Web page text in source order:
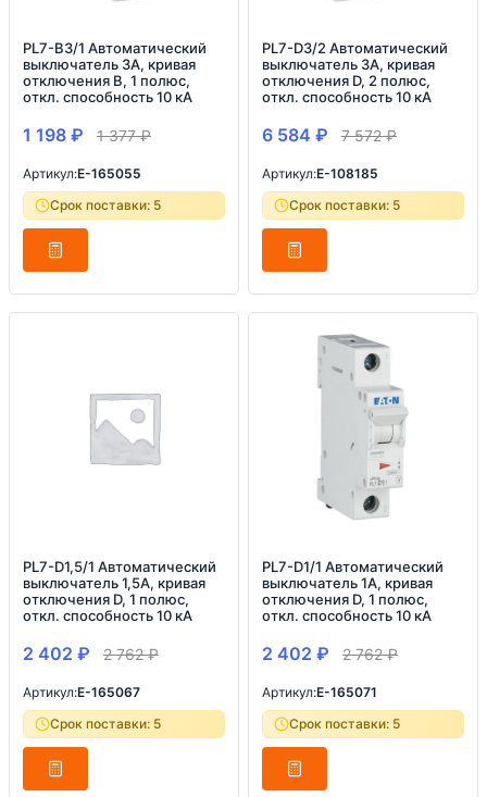
PL7-B3/1 Автоматический
выключатель 3А, кривая
отключения B, 1 полюс,
откл. способность 10 кА
1 198 ₽ 1 377₽
Артикул:E-165055
Срок поставки: 5
PL7-D3/2 Автоматический
выключатель 3А, кривая
отключения D, 2 полюс,
откл. способность 10 кА
6 584 ₽ 7 572₽
Артикул:E-108185
Срок поставки: 5
PL7-D1,5/1 Автоматический
выключатель 1,5А, кривая
отключения D, 1 полюс,
откл. способность 10 кА
2 402 ₽ 2 762₽
Артикул:E-165067
Срок поставки: 5
PL7-D1/1 Автоматический
выключатель 1А, кривая
отключения D, 1 полюс,
откл. способность 10 кА
2 402 ₽ 2 762₽
Артикул:E-165071
Срок поставки: 5